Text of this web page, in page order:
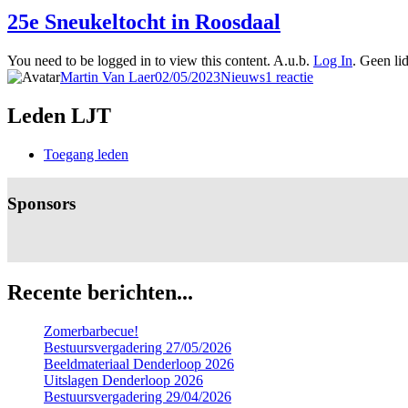
25e Sneukeltocht in Roosdaal
You need to be logged in to view this content. A.u.b. Log In. Geen
Auteur
Martin Van LaerGepubliceerd
02/05/2023Categorieën
Nieuws1 reactieop
Leden LJT
Toegang leden
Sponsors
Recente berichten...
Zomerbarbecue!
Bestuursvergadering 27/05/2026
Beeldmateriaal Denderloop 2026
Uitslagen Denderloop 2026
Bestuursvergadering 29/04/2026